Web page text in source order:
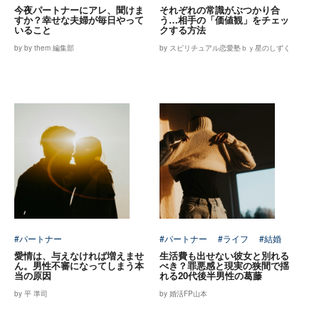
今夜パートナーにアレ、聞けま
すか？幸せな夫婦が毎日やって
いること
by by them 編集部
それぞれの常識がぶつかり合
う…相手の「価値観」をチェッ
クする方法
by スピリチュアル恋愛塾ｂｙ星のしずく
#パートナー
愛情は、与えなければ増えませ
ん。男性不審になってしまう本
当の原因
by 平 準司
#パートナー #ライフ #結婚
生活費も出せない彼女と別れる
べき？罪悪感と現実の狭間で揺
れる20代後半男性の葛藤
by 婚活FP山本